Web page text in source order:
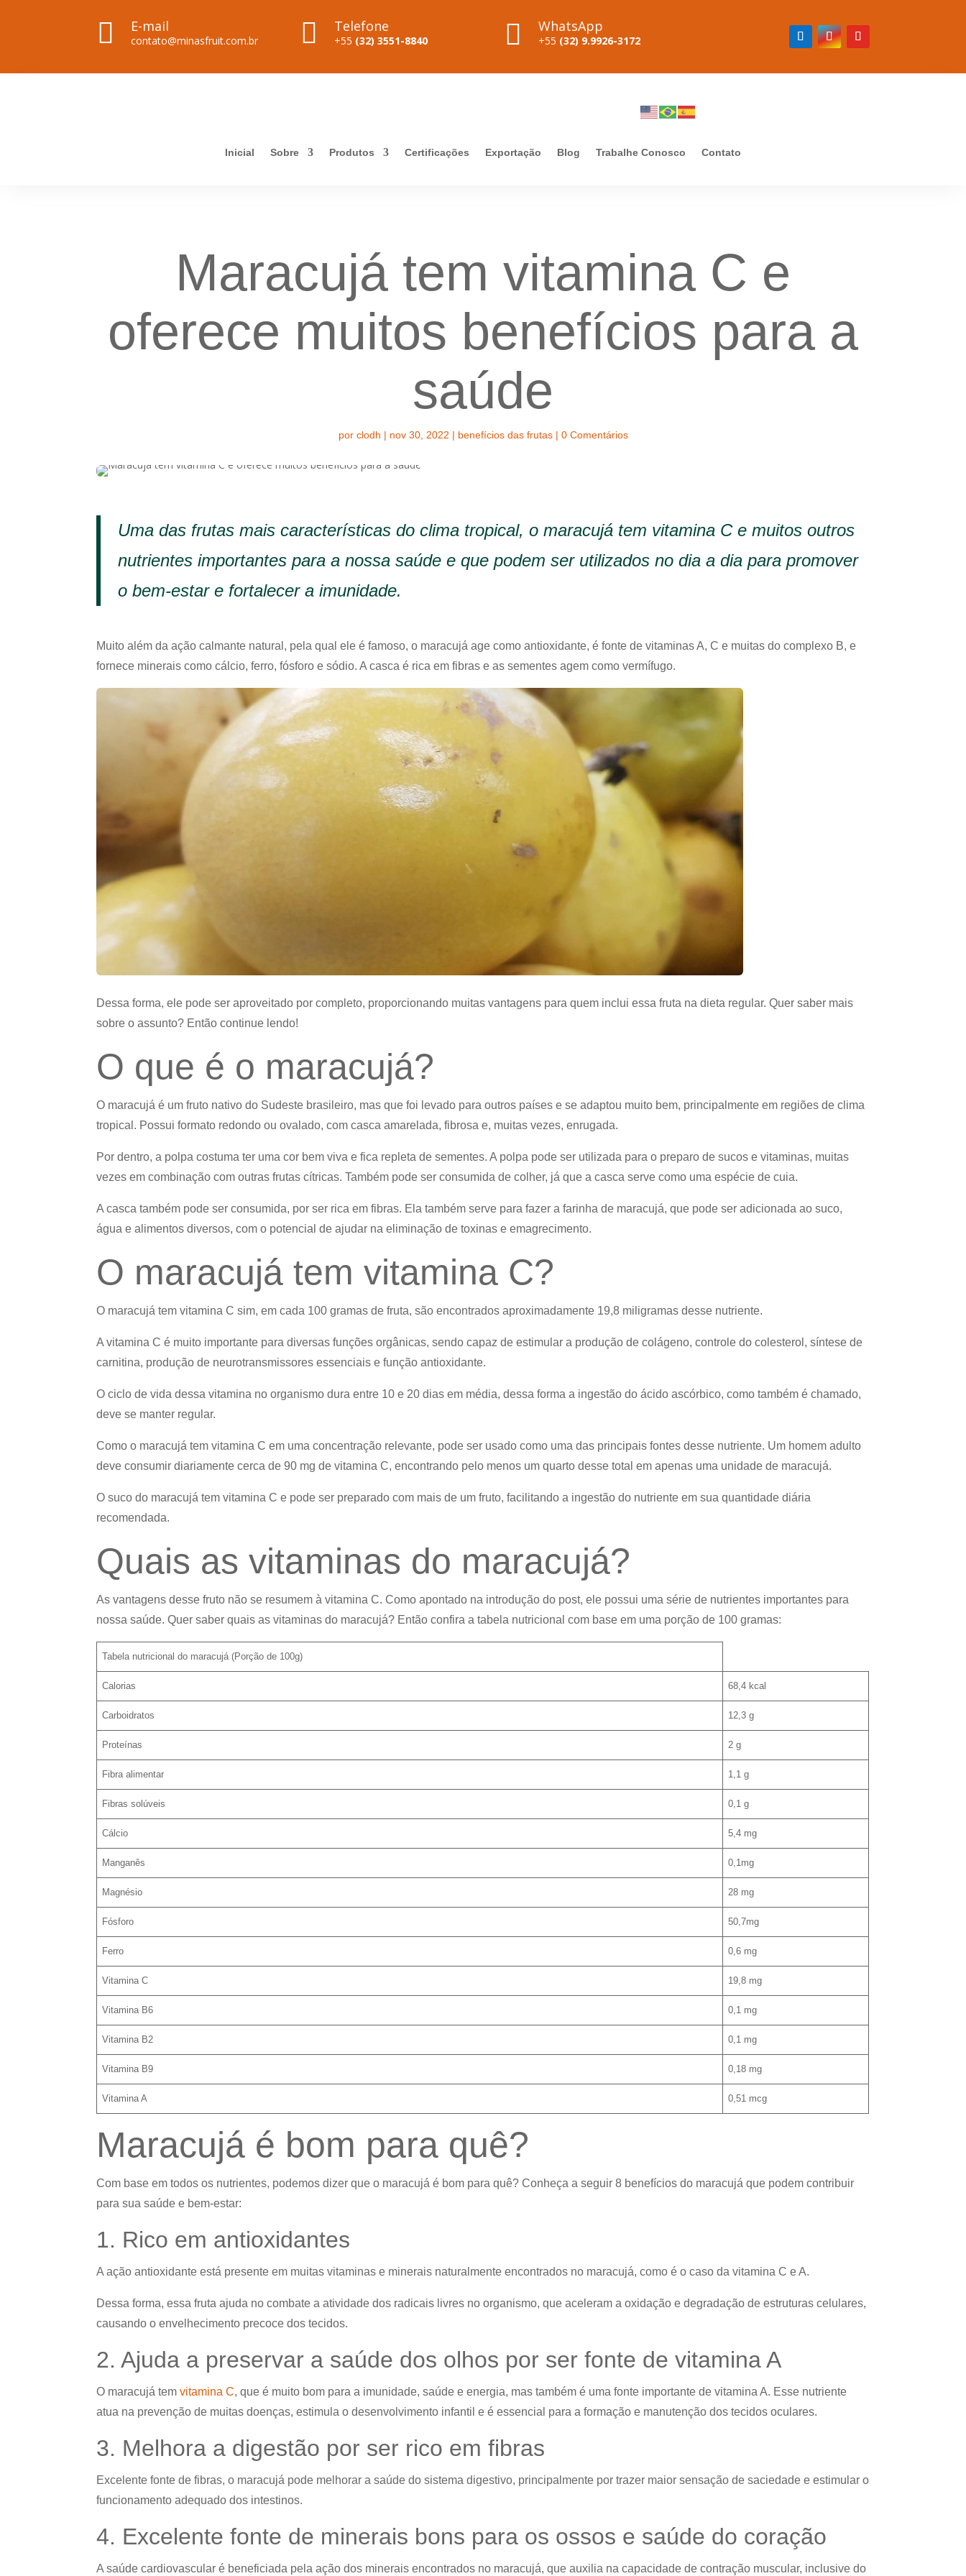
 E-mail
contato@minasfruit.com.br  Telefone
+55 (32) 3551-8840  WhatsApp
+55 (32) 9.9926-3172
Inicial Sobre Produtos Certificações Exportação Blog Trabalhe Conosco Contato
Maracujá tem vitamina C e
oferece muitos benefícios para a
saúde
por clodh | nov 30, 2022 | benefícios das frutas| 0 Comentários
Uma das frutas mais características do clima tropical, o maracujá tem vitamina C e muitos outros
nutrientes importantes para a nossa saúde e que podem ser utilizados no dia a dia para promover
o bem-estar e fortalecer a imunidade.
Muito além da ação calmante natural, pela qual ele é famoso, o maracujá age como antioxidante, é fonte de vitaminas A, C e muitas do complexo B, e
fornece minerais como cálcio, ferro, fósforo e sódio. A casca é rica em fibras e as sementes agem como vermífugo.
Dessa forma, ele pode ser aproveitado por completo, proporcionando muitas vantagens para quem inclui essa fruta na dieta regular. Quer saber mais
sobre o assunto? Então continue lendo!
O que é o maracujá?
O maracujá é um fruto nativo do Sudeste brasileiro, mas que foi levado para outros países e se adaptou muito bem, principalmente em regiões de clima
tropical. Possui formato redondo ou ovalado, com casca amarelada, fibrosa e, muitas vezes, enrugada.
Por dentro, a polpa costuma ter uma cor bem viva e fica repleta de sementes. A polpa pode ser utilizada para o preparo de sucos e vitaminas, muitas
vezes em combinação com outras frutas cítricas. Também pode ser consumida de colher, já que a casca serve como uma espécie de cuia.
A casca também pode ser consumida, por ser rica em fibras. Ela também serve para fazer a farinha de maracujá, que pode ser adicionada ao suco,
água e alimentos diversos, com o potencial de ajudar na eliminação de toxinas e emagrecimento.
O maracujá tem vitamina C?
O maracujá tem vitamina C sim, em cada 100 gramas de fruta, são encontrados aproximadamente 19,8 miligramas desse nutriente.
A vitamina C é muito importante para diversas funções orgânicas, sendo capaz de estimular a produção de colágeno, controle do colesterol, síntese de
carnitina, produção de neurotransmissores essenciais e função antioxidante.
O ciclo de vida dessa vitamina no organismo dura entre 10 e 20 dias em média, dessa forma a ingestão do ácido ascórbico, como também é chamado,
deve se manter regular.
Como o maracujá tem vitamina C em uma concentração relevante, pode ser usado como uma das principais fontes desse nutriente. Um homem adulto
deve consumir diariamente cerca de 90 mg de vitamina C, encontrando pelo menos um quarto desse total em apenas uma unidade de maracujá.
O suco do maracujá tem vitamina C e pode ser preparado com mais de um fruto, facilitando a ingestão do nutriente em sua quantidade diária
recomendada.
Quais as vitaminas do maracujá?
As vantagens desse fruto não se resumem à vitamina C. Como apontado na introdução do post, ele possui uma série de nutrientes importantes para
nossa saúde. Quer saber quais as vitaminas do maracujá? Então confira a tabela nutricional com base em uma porção de 100 gramas:
Tabela nutricional do maracujá (Porção de 100g)
Calorias 68,4 kcal
Carboidratos 12,3 g
Proteínas 2 g
Fibra alimentar 1,1 g
Fibras solúveis 0,1 g
Cálcio 5,4 mg
Manganês 0,1mg
Magnésio 28 mg
Fósforo 50,7mg
Ferro 0,6 mg
Vitamina C 19,8 mg
Vitamina B6 0,1 mg
Vitamina B2 0,1 mg
Vitamina B9 0,18 mg
Vitamina A 0,51 mcg
Maracujá é bom para quê?
Com base em todos os nutrientes, podemos dizer que o maracujá é bom para quê? Conheça a seguir 8 benefícios do maracujá que podem contribuir
para sua saúde e bem-estar:
1. Rico em antioxidantes
A ação antioxidante está presente em muitas vitaminas e minerais naturalmente encontrados no maracujá, como é o caso da vitamina C e A.
Dessa forma, essa fruta ajuda no combate a atividade dos radicais livres no organismo, que aceleram a oxidação e degradação de estruturas celulares,
causando o envelhecimento precoce dos tecidos.
2. Ajuda a preservar a saúde dos olhos por ser fonte de vitamina A
O maracujá temvitamina C, que é muito bom para a imunidade, saúde e energia, mas também é uma fonte importante de vitamina A. Esse nutriente
atua na prevenção de muitas doenças, estimula o desenvolvimento infantil e é essencial para a formação e manutenção dos tecidos oculares.
3. Melhora a digestão por ser rico em fibras
Excelente fonte de fibras, o maracujá pode melhorar a saúde do sistema digestivo, principalmente por trazer maior sensação de saciedade e estimular o
funcionamento adequado dos intestinos.
4. Excelente fonte de minerais bons para os ossos e saúde do coração
A saúde cardiovascular é beneficiada pela ação dos minerais encontrados no maracujá, que auxilia na capacidade de contração muscular, inclusive do